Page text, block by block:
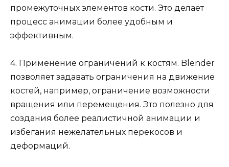
промежуточных элементов кости. Это делает
процесс анимации более удобным и
эффективным.
4. Применение ограничений к костям. Blender
позволяет задавать ограничения на движение
костей, например, ограничение возможности
вращения или перемещения. Это полезно для
создания более реалистичной анимации и
избегания нежелательных перекосов и
деформаций.